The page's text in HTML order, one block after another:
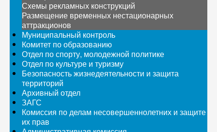
Схемы рекламных конструкций
Размещение временных нестационарных
аттракционов
Муниципальный контроль
Комитет по образованию
Отдел по спорту, молодежной политике
Отдел по культуре и туризму
Безопасность жизнедеятельности и защита
территорий
Архивный отдел
ЗАГС
Комиссия по делам несовершеннолетних и защите
их прав